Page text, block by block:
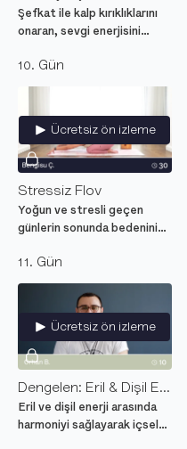
Şefkat ile kalp kırıklıklarını
onaran, sevgi enerjisini
içsel iyileşme sağlayan
meditasyon.
10. Gün
Ücretsiz ön izleme
Stressiz Flov
Yoğun ve stresli geçen
günlerin sonunda bedenini
dinlendirici ve başlangıç
seviyesi bir yoga dersi.
11. Gün
Ücretsiz ön izleme
Dengelen: Eril & Dişil Enerji
Eril ve dişil enerji arasında
harmoniyi sağlayarak içsel